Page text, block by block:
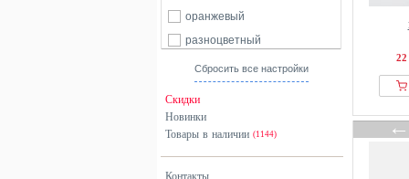
оранжевый
разноцветный
розовый
синий
фиолетовый
Сбросить все настройки
Скидки
Новинки
Товары в наличии (1144)
Контакты
22